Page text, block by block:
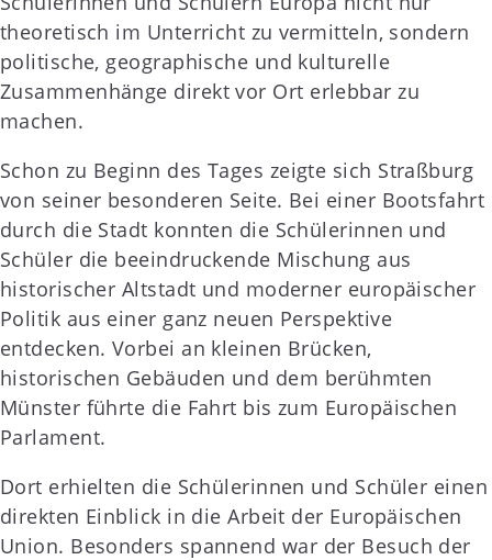
theoretisch im Unterricht zu vermitteln, sondern
politische, geographische und kulturelle
Zusammenhänge direkt vor Ort erlebbar zu
machen.
Schon zu Beginn des Tages zeigte sich Straßburg
von seiner besonderen Seite. Bei einer Bootsfahrt
durch die Stadt konnten die Schülerinnen und
Schüler die beeindruckende Mischung aus
historischer Altstadt und moderner europäischer
Politik aus einer ganz neuen Perspektive
entdecken. Vorbei an kleinen Brücken,
historischen Gebäuden und dem berühmten
Münster führte die Fahrt bis zum Europäischen
Parlament.
Dort erhielten die Schülerinnen und Schüler einen
direkten Einblick in die Arbeit der Europäischen
Union. Besonders spannend war der Besuch der